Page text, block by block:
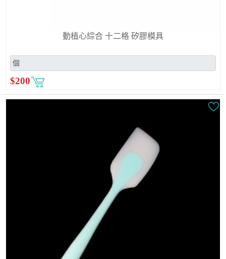
動植心綜合 十二格 矽膠模具
$200